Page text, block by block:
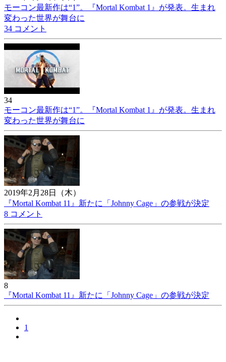
モーコン最新作は“1”。『Mortal Kombat 1』が発表。生まれ
変わった世界が舞台に
34 コメント
34
モーコン最新作は“1”。『Mortal Kombat 1』が発表。生まれ
変わった世界が舞台に
2019年2月28日（木）
『Mortal Kombat 11』新たに「Johnny Cage」の参戦が決定
8 コメント
8
『Mortal Kombat 11』新たに「Johnny Cage」の参戦が決定
1